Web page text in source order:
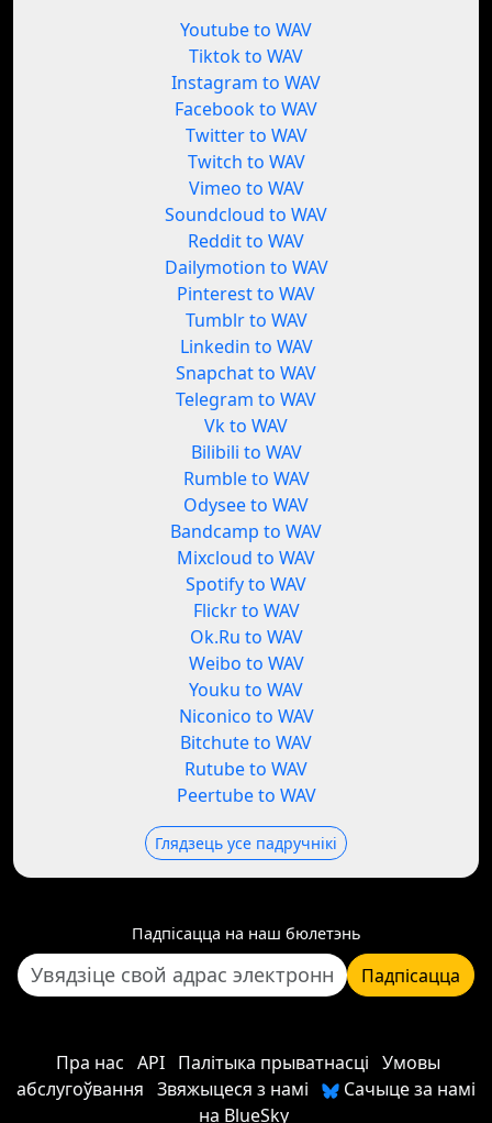
Youtube to WAV
Tiktok to WAV
Instagram to WAV
Facebook to WAV
Twitter to WAV
Twitch to WAV
Vimeo to WAV
Soundcloud to WAV
Reddit to WAV
Dailymotion to WAV
Pinterest to WAV
Tumblr to WAV
Linkedin to WAV
Snapchat to WAV
Telegram to WAV
Vk to WAV
Bilibili to WAV
Rumble to WAV
Odysee to WAV
Bandcamp to WAV
Mixcloud to WAV
Spotify to WAV
Flickr to WAV
Ok.Ru to WAV
Weibo to WAV
Youku to WAV
Niconico to WAV
Bitchute to WAV
Rutube to WAV
Peertube to WAV
Глядзець усе падручнікі
Падпісацца на наш бюлетэнь
Падпісацца
Пра нас API Палітыка прыватнасці Умовы
абслугоўвання Звяжыцеся з намі
Сачыце за намі
на BlueSky